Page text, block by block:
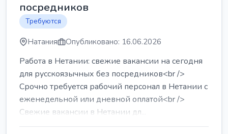
посредников
Требуются
Натания Опубликовано: 16.06.2026
Работа в Нетании: свежие вакансии на сегодня
для русскоязычных без посредников<br />
Срочно требуется рабочий персонал в Нетании с
еженедельной или дневной оплатой<br />
Свежие вакансии в Нетании дл...